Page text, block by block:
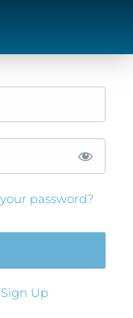
password?
Sign Up